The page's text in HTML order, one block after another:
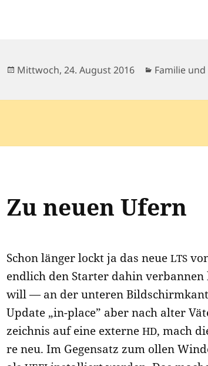
o
o
Veröffentlicht
Mittwoch, 24. August 2016 Kategorien
Familie
Zu neuen Ufern
Schon län­ger lockt ja das neueLTS
end­lich den Star­ter dahin
will — an der unte­ren
Update „in-place” aber nach alter
zeich­nis auf eine exter­neHD, mach
re neu. Im Gegen­satz zum ollen